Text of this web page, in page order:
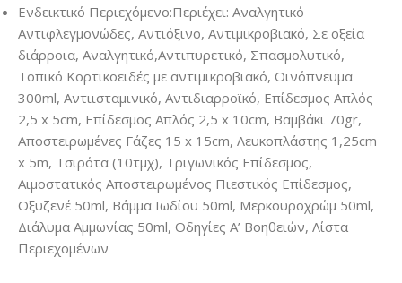
Ενδεικτικό Περιεχόμενο:Περιέχει: Αναλγητικό
Αντιφλεγμονώδες, Αντιόξινο, Αντιμικροβιακό, Σε οξεία
διάρροια, Αναλγητικό,Αντιπυρετικό, Σπασμολυτικό,
Τοπικό Κορτικοειδές με αντιμικροβιακό, Οινόπνευμα
300ml, Αντιισταμινικό, Αντιδιαρροϊκό, Επίδεσμος Απλός
2,5 x 5cm, Επίδεσμος Απλός 2,5 x 10cm, Βαμβάκι 70gr,
Aποστειρωμένες Γάζες 15 x 15cm, Λευκοπλάστης 1,25cm
x 5m, Τσιρότα (10τμχ), Τριγωνικός Επίδεσμος,
Αιμοστατικός Αποστειρωμένος Πιεστικός Επίδεσμος,
Οξυζενέ 50ml, Βάμμα Ιωδίου 50ml, Μερκουροχρώμ 50ml,
Διάλυμα Αμμωνίας 50ml, Οδηγίες Α’ Βοηθειών, Λίστα
Περιεχομένων